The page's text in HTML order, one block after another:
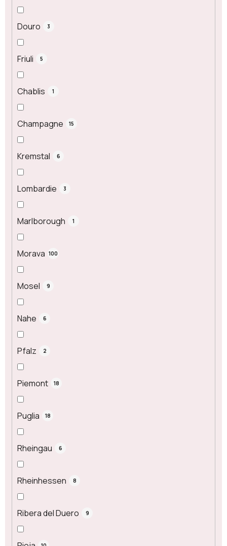
Douro 3
Friuli 5
Chablis 1
Champagne 15
Kremstal 6
Lombardie 3
Marlborough 1
Morava 100
Mosel 9
Nahe 6
Pfalz 2
Piemont 18
Puglia 18
Rheingau 6
Rheinhessen 8
Ribera del Duero 9